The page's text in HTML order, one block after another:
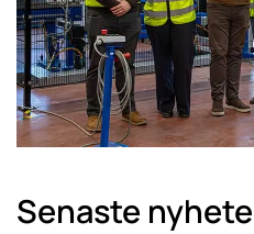
Senaste